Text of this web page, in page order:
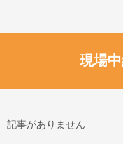
現場
記事がありません